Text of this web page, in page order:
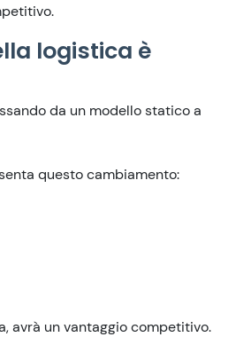
logistica è
da un modello statico a
questo cambiamento:
avrà un vantaggio competitivo.